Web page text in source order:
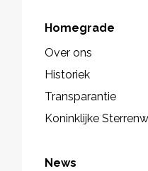
Homegrade
Over ons
Historiek
Transparantie
Koninklijke
News